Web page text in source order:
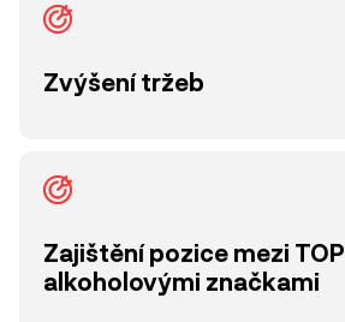
Zvýšení tržeb
Zajištění pozice mezi TOP
alkoholovými značkami